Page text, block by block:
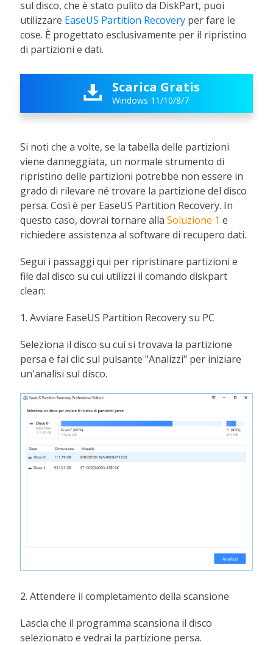
sul disco, che è stato pulito da DiskPart, puoi
utilizzare EaseUS Partition Recovery per fare le
cose. È progettato esclusivamente per il ripristino
di partizioni e dati.
 Scarica Gratis
Windows 11/10/8/7
Si noti che a volte, se la tabella delle partizioni
viene danneggiata, un normale strumento di
ripristino delle partizioni potrebbe non essere in
grado di rilevare né trovare la partizione del disco
persa. Così è per EaseUS Partition Recovery. In
questo caso, dovrai tornare allaSoluzione 1 e
richiedere assistenza al software di recupero dati.
Segui i passaggi qui per ripristinare partizioni e
file dal disco su cui utilizzi il comando diskpart
clean:
1. Avviare EaseUS Partition Recovery su PC
Seleziona il disco su cui si trovava la partizione
persa e fai clic sul pulsante "Analizzi" per iniziare
un'analisi sul disco.
2. Attendere il completamento della scansione
Lascia che il programma scansiona il disco
selezionato e vedrai la partizione persa.